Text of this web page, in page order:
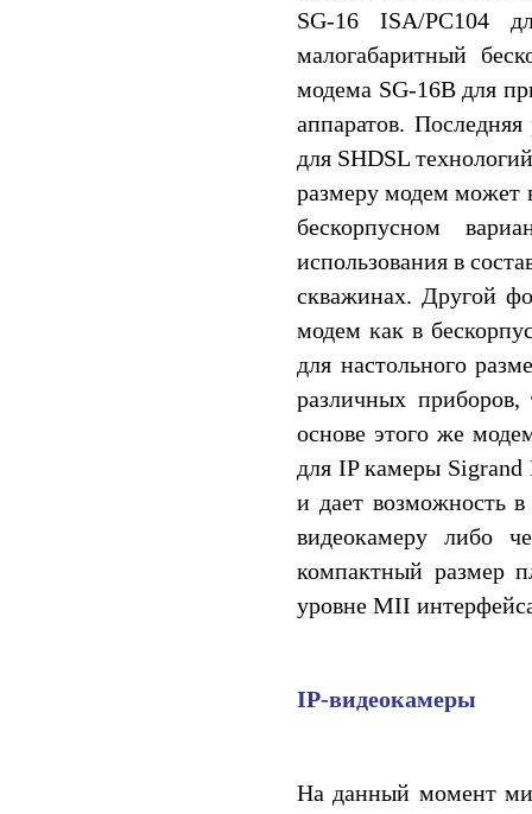
SG-16 ISA/PC104
малогабаритный
модема SG-16B для
аппаратов.
для SHDSL
размеру модем может
бескорпусном
использования в
скважинах. Другой
модем как в
для настольного
различных
основе этого же
для IP камеры
и дает возможность
видеокамеру либо
компактный размер
уровне MII
IP-видеокамеры
На данный момент